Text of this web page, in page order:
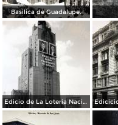
Basilica de Guadalupe.
Edicio de La Loteria Nacional Ciudad de México Abril de 1964